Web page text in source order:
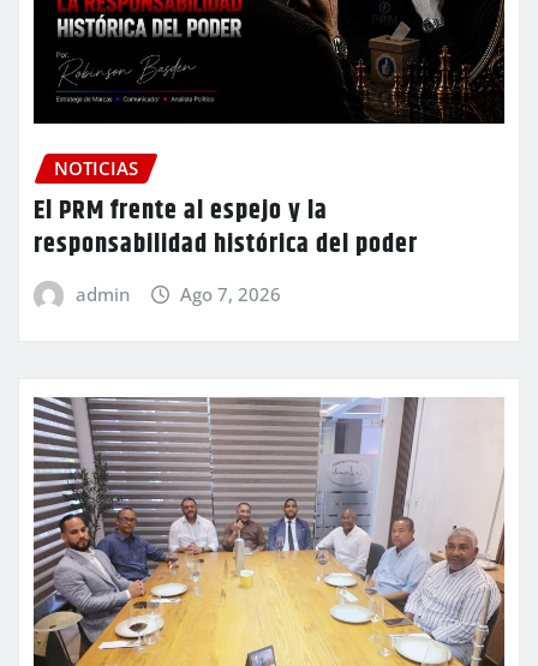
NOTICIAS
El PRM frente al espejo y la
responsabilidad histórica del poder
admin Ago 7, 2026